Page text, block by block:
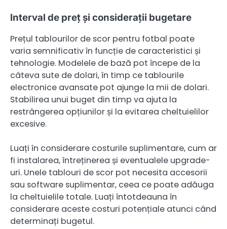
Interval de preț și considerații bugetare
Prețul tablourilor de scor pentru fotbal poate
varia semnificativ în funcție de caracteristici și
tehnologie. Modelele de bază pot începe de la
câteva sute de dolari, în timp ce tablourile
electronice avansate pot ajunge la mii de dolari.
Stabilirea unui buget din timp va ajuta la
restrângerea opțiunilor și la evitarea cheltuielilor
excesive.
Luați în considerare costurile suplimentare, cum ar
fi instalarea, întreținerea și eventualele upgrade-
uri. Unele tablouri de scor pot necesita accesorii
sau software suplimentar, ceea ce poate adăuga
la cheltuielile totale. Luați întotdeauna în
considerare aceste costuri potențiale atunci când
determinați bugetul.